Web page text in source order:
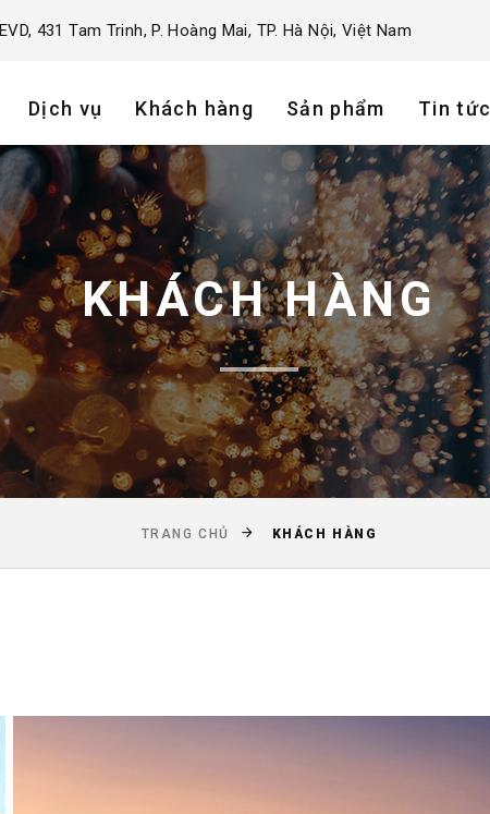
431 Tam Trinh, P. Hoàng Mai, TP. Hà Nội, Việt Nam
Dịch vụ Khách hàng Sản phẩm Tin tức
KHÁCH HÀNG
TRANG CHỦ KHÁCH HÀNG